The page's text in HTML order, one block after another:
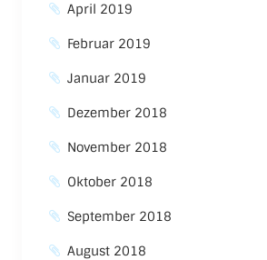
April 2019
Februar 2019
Januar 2019
Dezember 2018
November 2018
Oktober 2018
September 2018
August 2018